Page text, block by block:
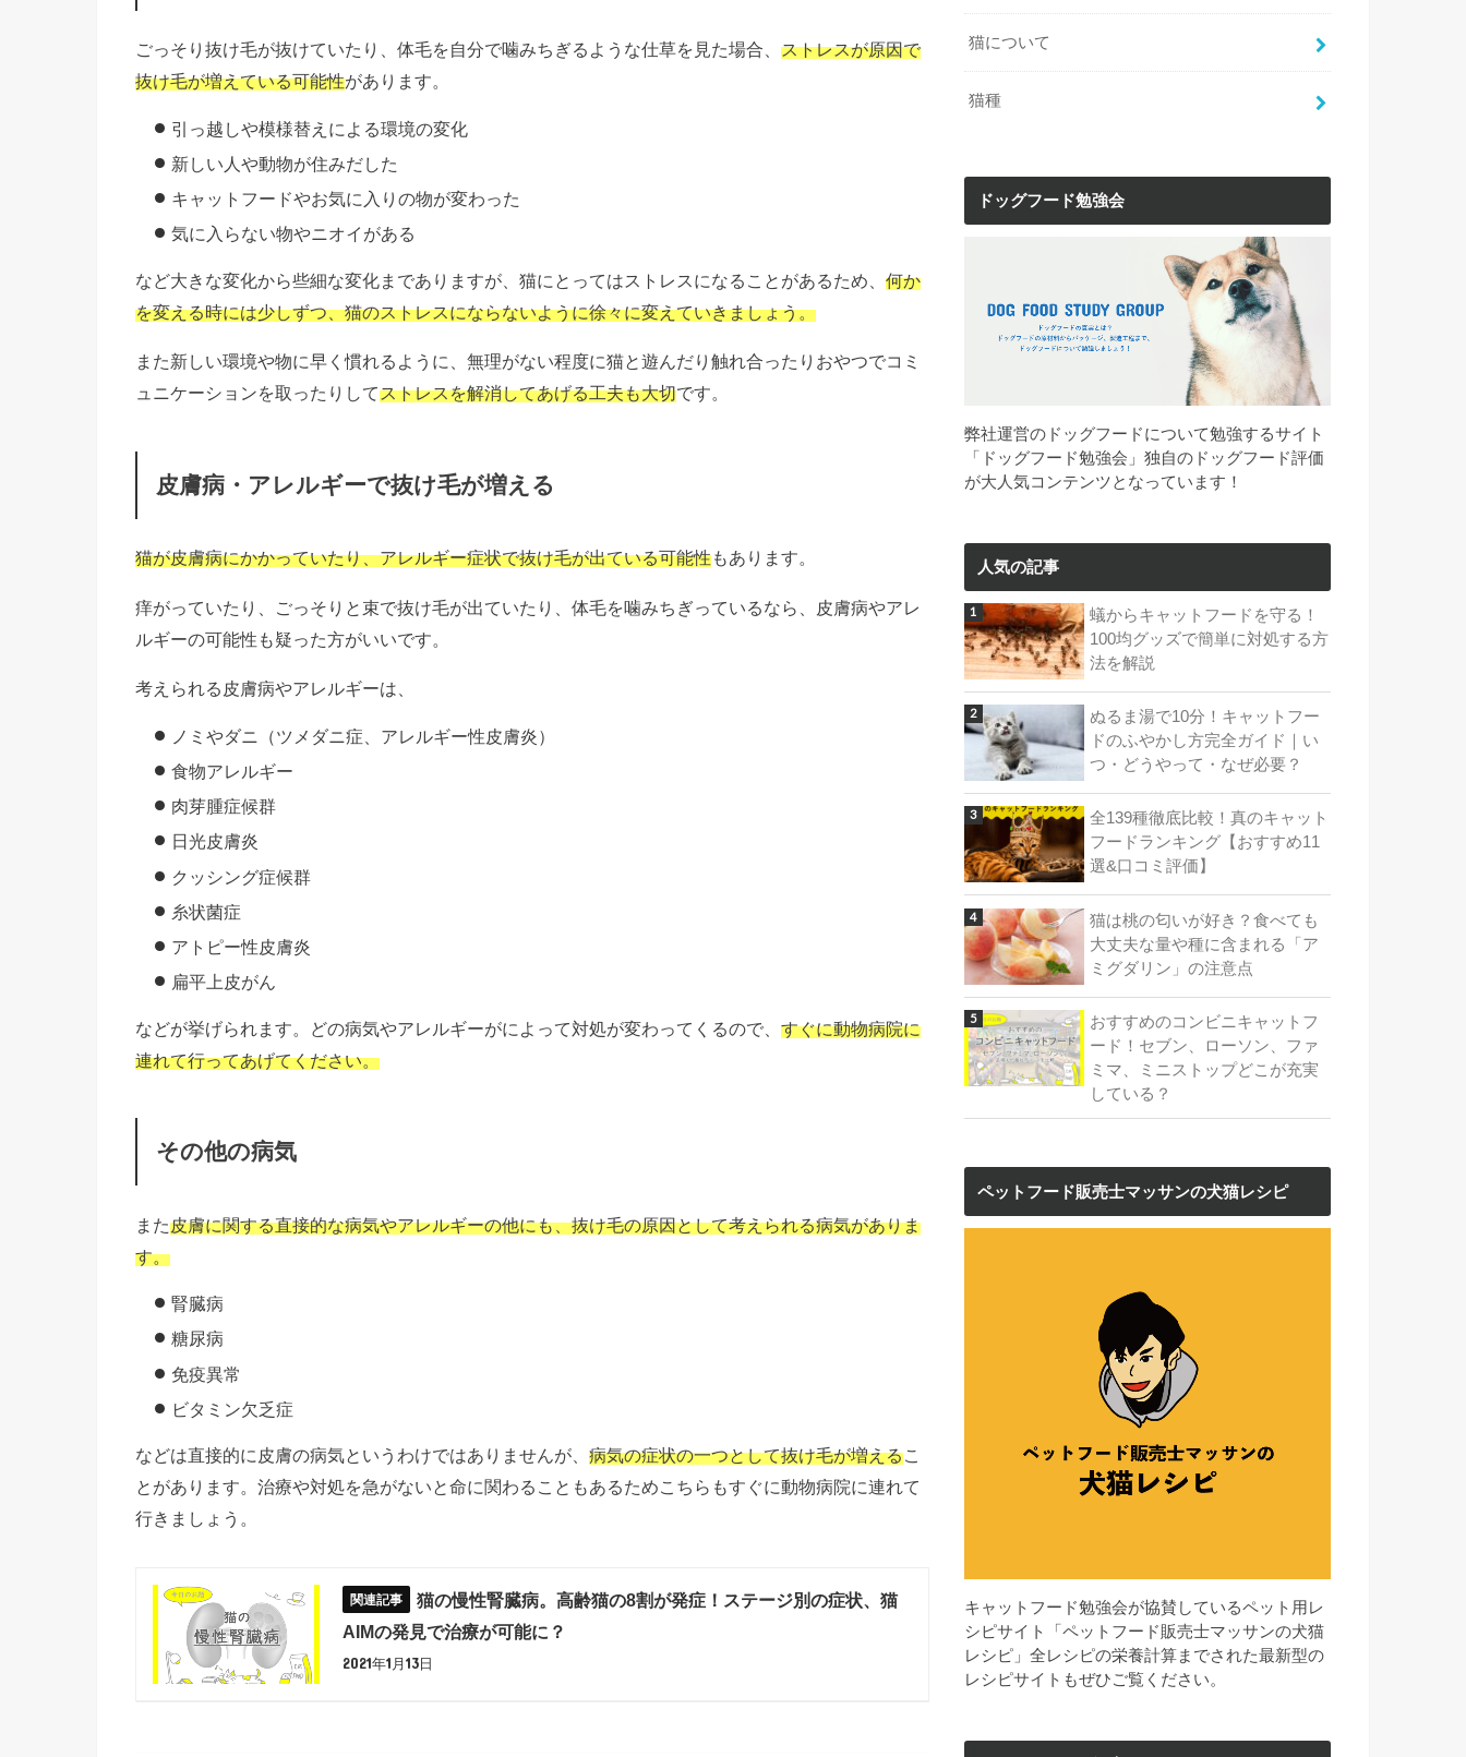
ごっそり抜け毛が抜けていたり、体毛を自分で噛みちぎるような仕草を見た場合、 ストレスが原因で
抜け毛が増えている可能性があります。
引っ越しや模様替えによる環境の変化
新しい人や動物が住みだした
キャットフードやお気に入りの物が変わった
気に入らない物やニオイがある
など大きな変化から些細な変化までありますが、猫にとってはストレスになることがあるため、 何か
を変える時には少しずつ、猫のストレスにならないように徐々に変えていきましょう。
また新しい環境や物に早く慣れるように、無理がない程度に猫と遊んだり触れ合ったりおやつでコミ
ュニケーションを取ったりしてストレスを解消してあげる工夫も大切です。
皮膚病・アレルギーで抜け毛が増える
猫が皮膚病にかかっていたり、アレルギー症状で抜け毛が出ている可能性もあります。
痒がっていたり、ごっそりと束で抜け毛が出ていたり、体毛を噛みちぎっているなら、皮膚病やアレ
ルギーの可能性も疑った方がいいです。
考えられる皮膚病やアレルギーは、
ノミやダニ（ツメダニ症、アレルギー性皮膚炎）
食物アレルギー
肉芽腫症候群
日光皮膚炎
クッシング症候群
糸状菌症
アトピー性皮膚炎
扁平上皮がん
などが挙げられます。どの病気やアレルギーがによって対処が変わってくるので、 すぐに動物病院に
連れて行ってあげてください。
その他の病気
また皮膚に関する直接的な病気やアレルギーの他にも、抜け毛の原因として考えられる病気がありま
す。
腎臓病
糖尿病
免疫異常
ビタミン欠乏症
などは直接的に皮膚の病気というわけではありませんが、 病気の症状の一つとして抜け毛が増えるこ
とがあります。治療や対処を急がないと命に関わることもあるためこちらもすぐに動物病院に連れて
行きましょう。
猫の慢性腎臓病。高齢猫の8割が発症！ステージ別の症状、猫
AIMの発見で治療が可能に？
2021年1月13日
猫について
猫種
ドッグフード勉強会
弊社運営のドッグフードについて勉強するサイト
「ドッグフード勉強会」独自のドッグフード評価
が大人気コンテンツとなっています！
人気の記事
蟻からキャットフードを守る！
100均グッズで簡単に対処する方
法を解説
ぬるま湯で10分！キャットフー
ドのふやかし方完全ガイド｜い
つ・どうやって・なぜ必要？
全139種徹底比較！真のキャット
フードランキング【おすすめ11
選&口コミ評価】
猫は桃の匂いが好き？食べても
大丈夫な量や種に含まれる「ア
ミグダリン」の注意点
おすすめのコンビニキャットフ
ード！セブン、ローソン、ファ
ミマ、ミニストップどこが充実
している？
ペットフード販売士マッサンの犬猫レシピ
キャットフード勉強会が協賛しているペット用レ
シピサイト「ペットフード販売士マッサンの犬猫
レシピ」全レシピの栄養計算までされた最新型の
レシピサイトもぜひご覧ください。